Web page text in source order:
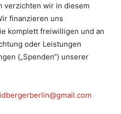
verzichten wir in diesem
finanzieren uns
komplett freiwilligen und an
oder Leistungen
(„Spenden“) unserer